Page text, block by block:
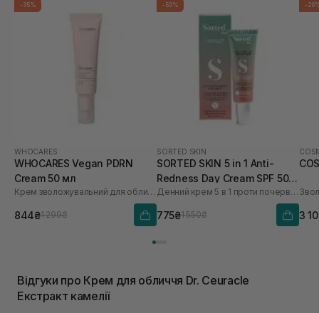
-35%
WHOCARES
WHOCARES Vegan PDRN
Cream 50 мл
Крем зволожувальний для обличчя із веганськими полінуклеотидами
844₴1 299₴
-50%
SORTED SKIN
SORTED SKIN 5 in 1 Anti-
Redness Day Cream SPF 50
30 мл
Денний крем 5 в 1 проти почервоніння
775₴1 550₴
-
3
Відгуки про Крем для обличчя Dr. Ceuracle
Екстракт камелії